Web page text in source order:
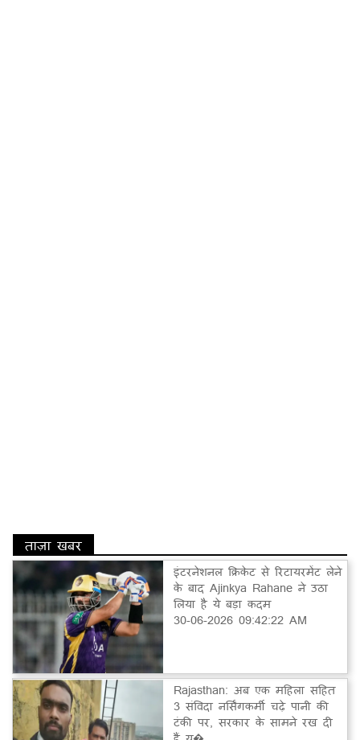
ताज़ा खबर
इंटरनेशनल क्रिकेट से रिटायरमेंट लेने
के बाद Ajinkya Rahane ने उठा
लिया है ये बड़ा कदम
30-06-2026 09:42:22 AM
Rajasthan: अब एक महिला सहित
3 संविदा नर्सिंगकर्मी चढ़े पानी की
टंकी पर, सरकार के सामने रख दी